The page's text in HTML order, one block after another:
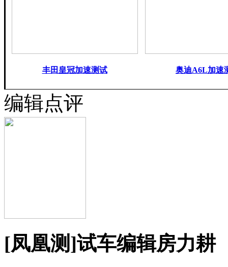
丰田皇冠加速测试 奥迪A6L加速
编辑点评
[凤凰测]试车编辑房力耕